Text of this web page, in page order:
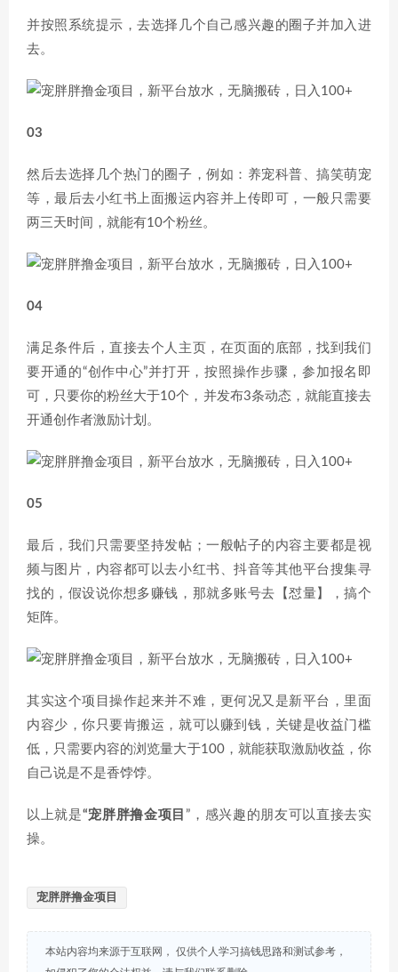
并按照系统提示，去选择几个自己感兴趣的圈子并加入进
去。
03
然后去选择几个热门的圈子，例如：养宠科普、搞笑萌宠
等，最后去小红书上面搬运内容并上传即可，一般只需要
两三天时间，就能有10个粉丝。
04
满足条件后，直接去个人主页，在页面的底部，找到我们
要开通的“创作中心”并打开，按照操作步骤，参加报名即
可，只要你的粉丝大于10个，并发布3条动态，就能直接去
开通创作者激励计划。
05
最后，我们只需要坚持发帖；一般帖子的内容主要都是视
频与图片，内容都可以去小红书、抖音等其他平台搜集寻
找的，假设说你想多赚钱，那就多账号去【怼量】，搞个
矩阵。
其实这个项目操作起来并不难，更何况又是新平台，里面
内容少，你只要肯搬运，就可以赚到钱，关键是收益门槛
低，只需要内容的浏览量大于100，就能获取激励收益，你
自己说是不是香饽饽。
以上就是“宠胖胖撸金项目 ”，感兴趣的朋友可以直接去实
操。
宠胖胖撸金项目
本站内容均来源于互联网， 仅供个人学习搞钱思路和测试参考，